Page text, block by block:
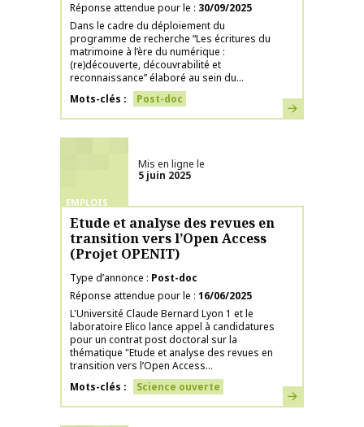
Réponse attendue pour le
30/09/2025
Dans le cadre du déploiement du
programme de recherche “Les écritures du
matrimoine à l’ère du numérique :
(re)découverte, découvrabilité et
reconnaissance” élaboré au sein du...
Mots-clés
Post-doc En savoir plus
EMPLOIS
Mis en ligne le
5 juin 2025
Etude et analyse des revues en
transition vers l’Open Access
(Projet OPENIT)
Type d’annonce
Post-doc
Réponse attendue pour le 16/06/2025
L'Université Claude Bernard Lyon 1 et le
laboratoire Elico lance appel à candidatures
pour un contrat post doctoral sur la
thématique "Etude et analyse des revues en
transition vers l’Open Access...
Mots-clés
Science ouverte En savoir plus